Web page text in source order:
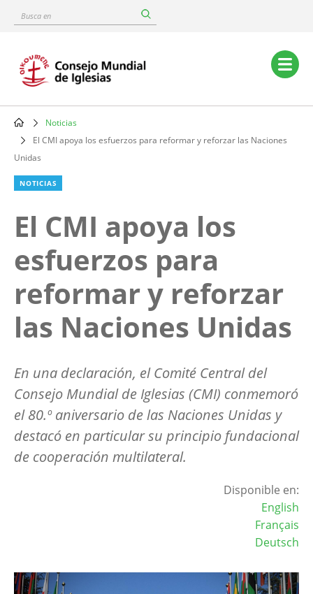
content
Busca
Main
navigation
Breadcrumb
Noticias
El CMI apoya los esfuerzos para reformar y reforzar las Naciones
Unidas
NOTICIAS
El CMI apoya los
esfuerzos para
reformar y reforzar
las Naciones Unidas
En una declaración, el Comité Central del
Consejo Mundial de Iglesias (CMI) conmemoró
el 80.º aniversario de las Naciones Unidas y
destacó en particular su principio fundacional
de cooperación multilateral.
Disponible en:
English
Français
Deutsch
Image